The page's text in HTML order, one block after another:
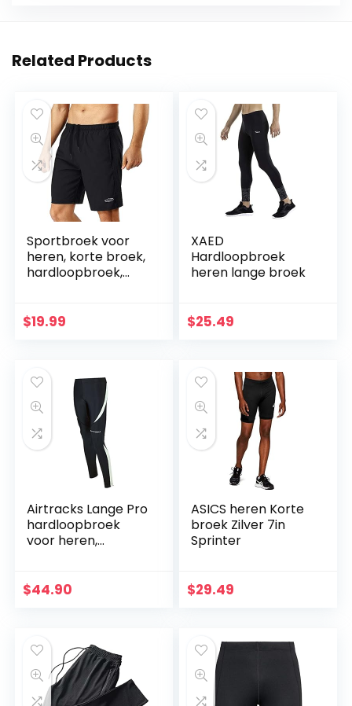
Related Products
Sportbroek voor
heren, korte broek,
hardloopbroek,
heren, korte
$19.99
XAED
Hardloopbroek
heren lange broek
$25.49
Airtracks Lange Pro
hardloopbroek
voor heren,
ademende
$44.90
ASICS heren Korte
broek Zilver 7in
Sprinter
$29.49